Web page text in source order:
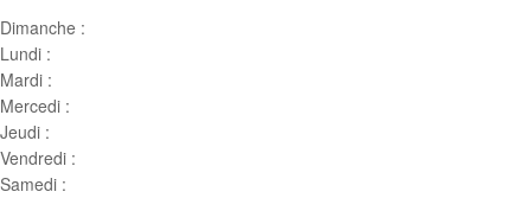
Dimanche :
Lundi :
Mardi :
Mercedi :
Jeudi :
Vendredi :
Samedi :